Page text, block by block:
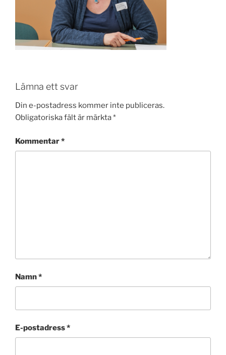
Lämna ett svar
Din e-postadress kommer inte publiceras.
Obligatoriska fält är märkta*
Kommentar*
Namn*
E-postadress*